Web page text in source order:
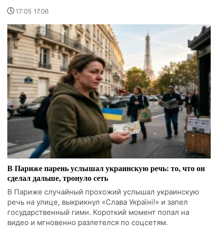
17:05 17.06
В Париже парень услышал украинскую речь: то, что он
сделал дальше, тронуло сеть
В Париже случайный прохожий услышал украинскую
речь на улице, выкрикнул «Слава Україні!» и запел
государственный гимн. Короткий момент попал на
видео и мгновенно разлетелся по соцсетям.